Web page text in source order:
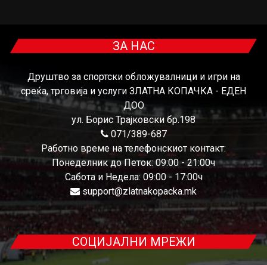
ЗА НАС
Друштво за спортски обложувалници и игри на
среќа, трговија и услуги ЗЛАТНА КОПАЧКА - ЕДЕН
ДОО
ул. Борис Трајковски бр.198
071/389-687
Работно време на телефонскиот контакт:
Понеделник до Петок: 09:00 - 21:00ч
Сабота и Недела: 09:00 - 17:00ч
support@zlatnakopacka.mk
СОЦИЈАЛНИ МРЕЖИ